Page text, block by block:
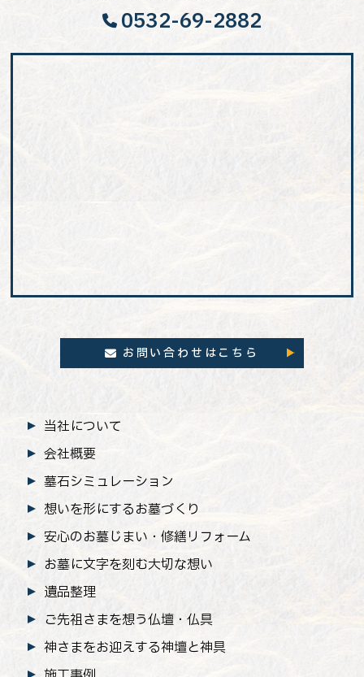
0532-69-2882
お問い合わせはこちら
当社について
会社概要
墓石シミュレーション
想いを形にするお墓づくり
安心のお墓じまい ・修繕リフォーム
お墓に文字を刻む大切な想い
遺品整理
ご先祖さまを想う仏壇・仏具
神さまをお迎えする神壇と神具